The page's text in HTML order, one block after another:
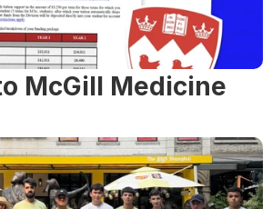
McGill Medicine